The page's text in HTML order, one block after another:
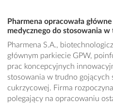
Pharmena opracowała
medycznego do stosowania
Pharmena S.A.,
głównym parkiecie GPW,
prac koncepcyjnych
stosowania w trudno gojących
cukrzycowej. Firma
polegający na opracowaniu